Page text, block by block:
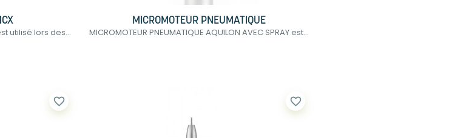
utilisé lors des...
MICROMOTEUR PNEUMATIQUE
MICROMOTEUR PNEUMATIQUE AQUILON AVEC SPRAY est...
favorite_border favorite_border